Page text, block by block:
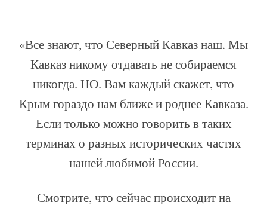
«Все знают, что Северный Кавказ наш. Мы
Кавказ никому отдавать не собираемся
никогда. НО. Вам каждый скажет, что
Крым гораздо нам ближе и роднее Кавказа.
Если только можно говорить в таких
терминах о разных исторических частях
нашей любимой России.
Смотрите, что сейчас происходит на